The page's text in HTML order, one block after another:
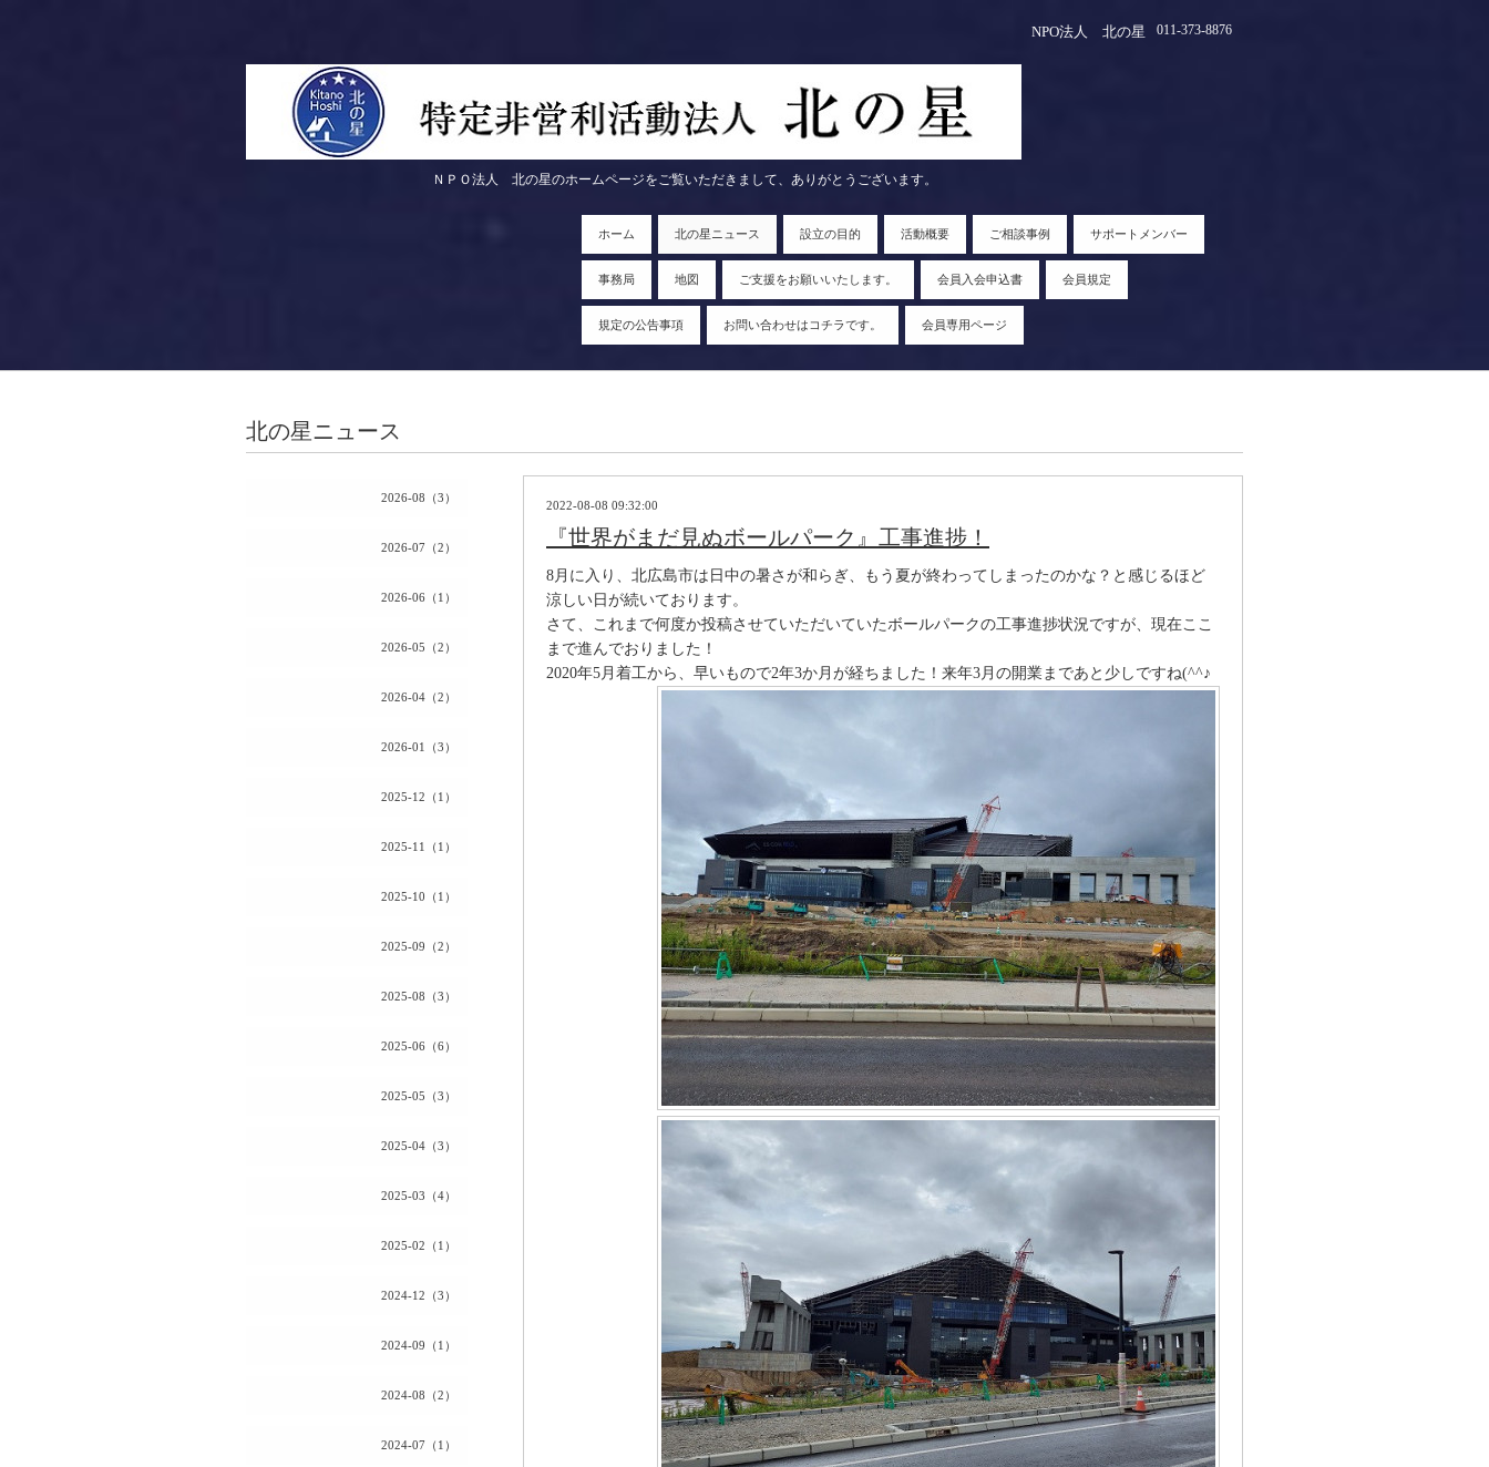
011-373-8876
NPO法人 北の星
ＮＰＯ法人 北の星のホームページをご覧いただきまして、ありがとうございます。
ホーム 北の星ニュース 設立の目的 活動概要 ご相談事例 サポートメンバー
事務局 地図 ご支援をお願いいたします。 会員入会申込書 会員規定
規定の公告事項 お問い合わせはコチラです。 会員専用ページ
2026-08（3）
2026-07（2）
2026-06（1）
2026-05（2）
2026-04（2）
2026-01（3）
2025-12（1）
2025-11（1）
2025-10（1）
2025-09（2）
2025-08（3）
2025-06（6）
2025-05（3）
2025-04（3）
2025-03（4）
2025-02（1）
2024-12（3）
2024-09（1）
2024-08（2）
2024-07（1）
北の星ニュース
2022-08-08 09:32:00
『世界がまだ見ぬボールパーク』工事進捗！
8月に入り、北広島市は日中の暑さが和らぎ、もう夏が終わってしまったのかな？と感じるほど
涼しい日が続いております。
さて、これまで何度か投稿させていただいていたボールパークの工事進捗状況ですが、現在ここ
まで進んでおりました！
2020年5月着工から、早いもので2年3か月が経ちました！来年3月の開業まであと少しですね(^^♪